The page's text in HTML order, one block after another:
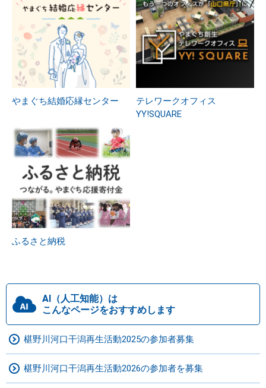
やまぐち結婚応縁センター
テレワークオフィス
YY!SQUARE
ふるさと納税
AI（人工知能）は
こんなページをおすすめします
椹野川河口干潟再生活動2025の参加者募集
椹野川河口干潟再生活動2026の参加者を募集